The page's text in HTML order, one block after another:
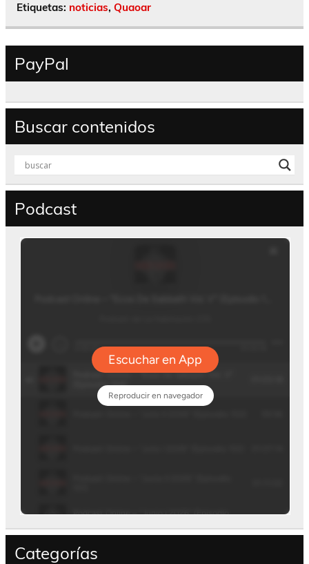
Etiquetas: noticias, Quaoar
PayPal
Buscar contenidos
Podcast
Categorías